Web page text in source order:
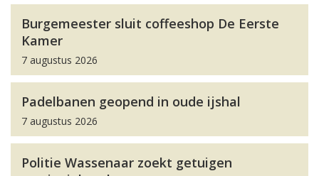
Burgemeester sluit coffeeshop De Eerste
Kamer
7 augustus 2026
Padelbanen geopend in oude ijshal
7 augustus 2026
Politie Wassenaar zoekt getuigen